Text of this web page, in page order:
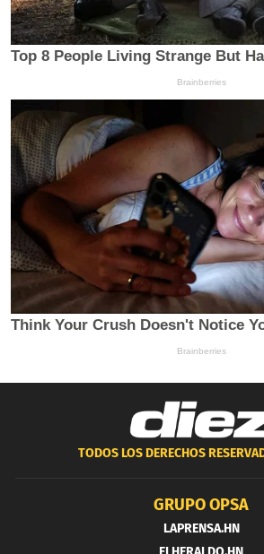
TODOS LOS DERECHOS
GRUPO OPSA
LAPRENSA.HN